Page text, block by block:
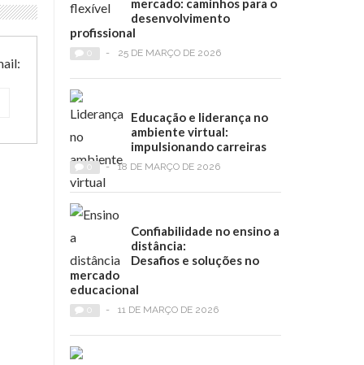
mercado: caminhos para o
desenvolvimento
profissional
- 25 DE MARÇO DE 2026
Educação e liderança no
ambiente virtual:
impulsionando carreiras
- 18 DE MARÇO DE 2026
Confiabilidade no ensino a
distância:
Desafios e soluções no
mercado
educacional
- 11 DE MARÇO DE 2026